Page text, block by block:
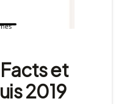
et
2019